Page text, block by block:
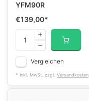
YFM90R
€139,00*
Vergleichen
* Inkl. MwSt. zzgl. Versandkosten